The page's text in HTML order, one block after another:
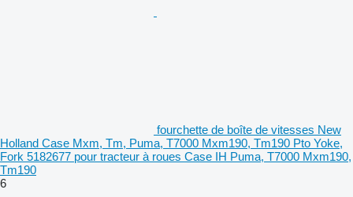
fourchette de boîte de vitesses New
Holland Case Mxm, Tm, Puma, T7000 Mxm190, Tm190 Pto Yoke,
Fork 5182677 pour tracteur à roues Case IH Puma, T7000 Mxm190,
Tm190
6